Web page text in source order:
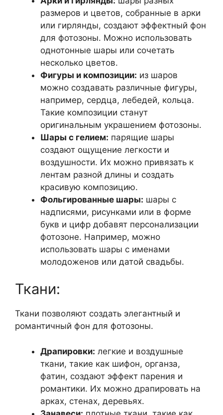
размеров и цветов, собранные в арки
или гирлянды, создают эффектный фон
для фотозоны. Можно использовать
однотонные шары или сочетать
несколько цветов.
Фигуры и композиции: из шаров
можно создавать различные фигуры,
например, сердца, лебедей, кольца.
Такие композиции станут
оригинальным украшением фотозоны.
Шары с гелием: парящие шары
создают ощущение легкости и
воздушности. Их можно привязать к
лентам разной длины и создать
красивую композицию.
Фольгированные шары: шары с
надписями, рисунками или в форме
букв и цифр добавят персонализации
фотозоне. Например, можно
использовать шары с именами
молодоженов или датой свадьбы.
Ткани:
Ткани позволяют создать элегантный и
романтичный фон для фотозоны.
Драпировки: легкие и воздушные
ткани, такие как шифон, органза,
фатин, создают эффект парения и
романтики. Их можно драпировать на
арках, стенах, деревьях.